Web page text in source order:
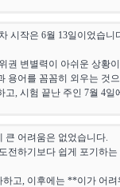
시작은 6월 13일이었습
권 변별력이 아쉬운 상황
용어를 꼼꼼히 외우는 것
, 시험 끝난 주인 7월 4일
큰 어려움은 없었습니다.
하기보다 쉽게 포기하는
고, 이후에는 **이가 어